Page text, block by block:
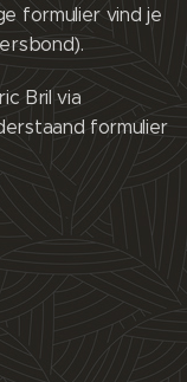
formulier vind je
Bril via
formulier